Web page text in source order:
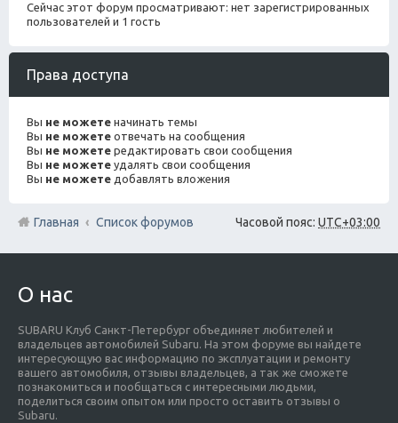
Сейчас этот форум просматривают: нет зарегистрированных
пользователей и 1 гость
Права доступа
Вы не можете начинать темы
Вы не можете отвечать на сообщения
Вы не можете редактировать свои сообщения
Вы не можете удалять свои сообщения
Вы не можете добавлять вложения
Часовой пояс: UTC+03:00
Главная Список форумов
О нас
SUBARU Клуб Санкт-Петербург объединяет любителей и
владельцев автомобилей Subaru. На этом форуме вы найдете
интересующую вас информацию по эксплуатации и ремонту
вашего автомобиля, отзывы владельцев, а так же сможете
познакомиться и пообщаться с интересными людьми,
поделиться своим опытом или просто оставить отзывы о
Subaru.